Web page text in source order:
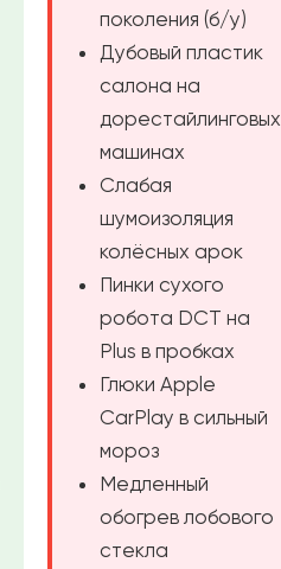
поколения (б/у)
Дубовый пластик
салона на
дорестайлинговых
машинах
Слабая
шумоизоляция
колёсных арок
Пинки сухого
робота DCT на
Plus в пробках
Глюки Apple
CarPlay в сильный
мороз
Медленный
обогрев лобового
стекла